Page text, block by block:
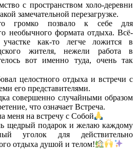
с пространством холо-деревни
замечательной перезагрузке.
громко позвало к себе для
необычного формата отдыха. Всё-
как-то легче ложится в
жителя, нежели работа в
вот именно туда, очень так
целостного отдыха и встречи с
его представителями.
совершенно случайными образом
что означает Встреча.
меня на встречу с Собой
щедрый подарок и желаю каждому
уголок для действительно
отдыха душой и телом!